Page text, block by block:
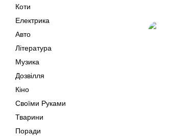
Коти
Електрика
Авто
Література
Музика
Дозвілля
Кіно
Своїми Руками
Тварини
Поради